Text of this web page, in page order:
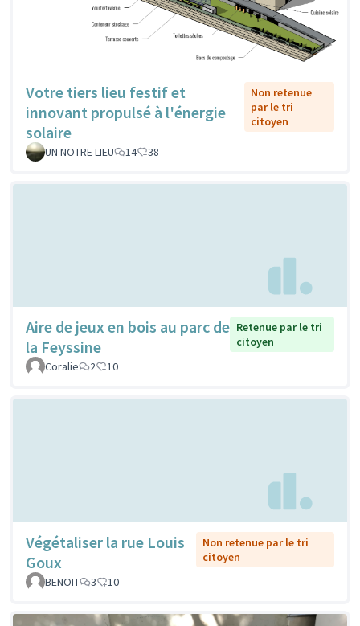
Votre tiers lieu festif et
innovant propulsé à l'énergie
solaire
Non retenue
par le tri
citoyen
UN NOTRE LIEU 14 38
Aire de jeux en bois au parc de
la Feyssine
Retenue par le tri
citoyen
Coralie
2 10
Végétaliser la rue Louis
Goux
Non retenue par le tri
citoyen
BENOIT
3 10